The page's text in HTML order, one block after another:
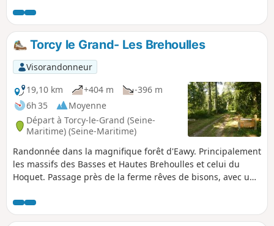
Torcy le Grand- Les Brehoulles
Visorandonneur
19,10 km
+404 m
-396 m
6h 35
Moyenne
Départ à Torcy-le-Grand (Seine-
Maritime) (Seine-Maritime)
Randonnée dans la magnifique forêt d'Eawy. Principalement
les massifs des Basses et Hautes Brehoulles et celui du
Hoquet. Passage près de la ferme rêves de bisons, avec un
animaux.